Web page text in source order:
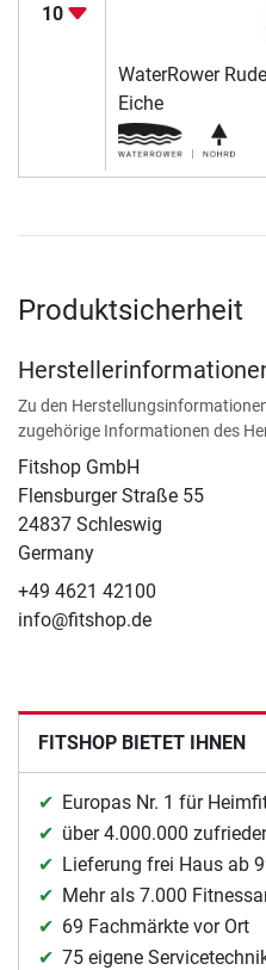
10
WaterRower
Eiche
Produktsicherheit
Zu den
zugehörige Informationen des
Fitshop GmbH
Flensburger Straße 55
24837 Schleswig
Germany
+49 4621 42100
info@fitshop.de
FITSHOP BIETET IHNEN
Europas Nr. 1 für
über 4.000.000
Lieferung frei Haus ab
Mehr als 7.000
69 Fachmärkte vor Ort
75 eigene